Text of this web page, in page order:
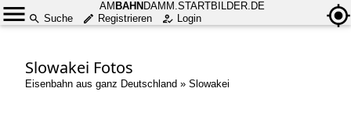
AM BAHN DAMM.STARTBILDER.DE
Suche
Registrieren Login
Slowakei Fotos
Eisenbahn aus ganz Deutschland » Slowakei